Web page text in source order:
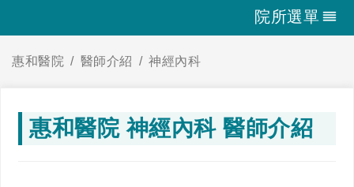
院所選單
惠和醫院 醫師介紹 神經內科
惠和醫院 神經內科 醫師介紹